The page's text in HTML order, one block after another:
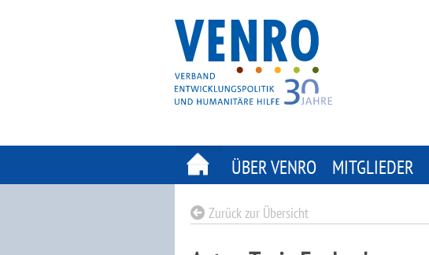
ÜBER VENRO MITGLIEDER
Zurück zur Übersicht